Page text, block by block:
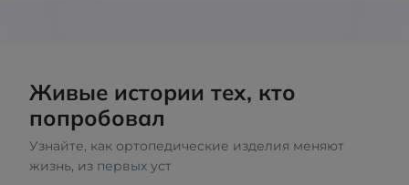
Живые истории тех, кто
попробовал
Узнайте, как ортопедические изделия меняют
жизнь, из первых уст